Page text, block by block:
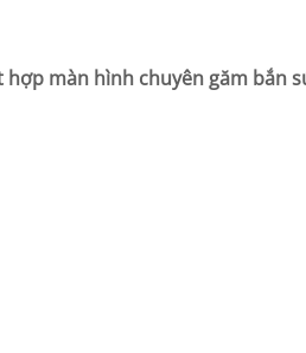
hợp màn hình chuyên găm bắn